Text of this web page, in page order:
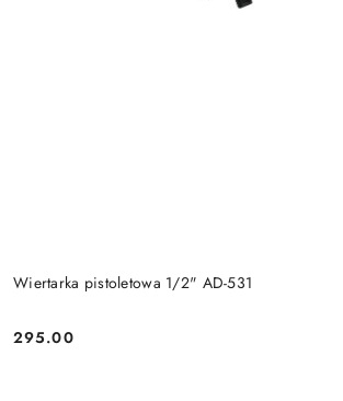
Wiertarka pistoletowa 1/2" AD-531
Cena:
295.00